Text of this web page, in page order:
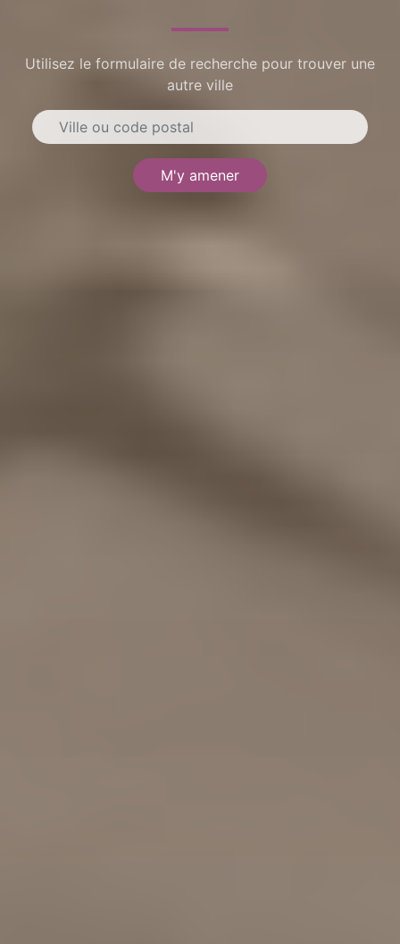
Utilisez le formulaire de recherche pour trouver une
autre ville
M'y amener